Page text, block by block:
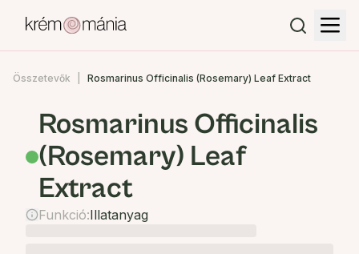
Összetevők Rosmarinus Officinalis (Rosemary) Leaf Extract
Rosmarinus Officinalis
(Rosemary) Leaf
Extract
Funkció:Illatanyag